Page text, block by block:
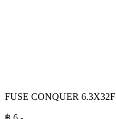
FUSE CONQUER